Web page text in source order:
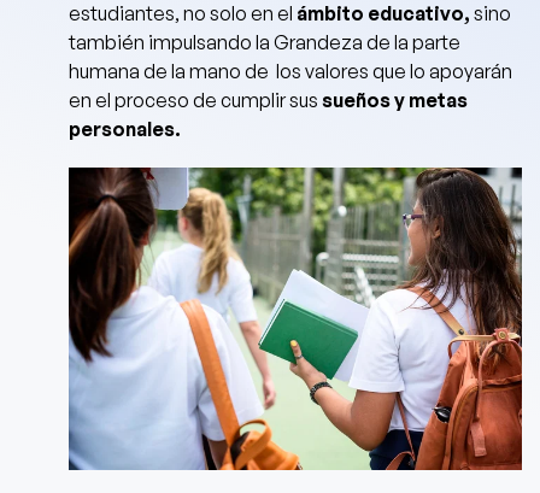
estudiantes, no solo en el ámbito educativo, sino
también impulsando la Grandeza de la parte
humana de la mano de los valores que lo apoyarán
en el proceso de cumplir sus sueños y metas
personales.